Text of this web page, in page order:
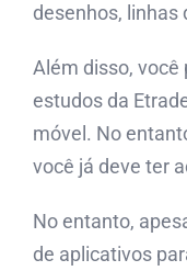
desenhos, linhas
Além disso, você
estudos da
móvel. No
você já deve ter
No entanto,
de aplicativos